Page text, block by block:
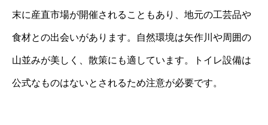
末に産直市場が開催されることもあり、地元の工芸品や
食材との出会いがあります。自然環境は矢作川や周囲の
山並みが美しく、散策にも適しています。トイレ設備は
公式なものはないとされるため注意が必要です。